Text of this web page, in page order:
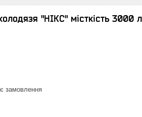
"НІКС" місткість 3000
замовлення